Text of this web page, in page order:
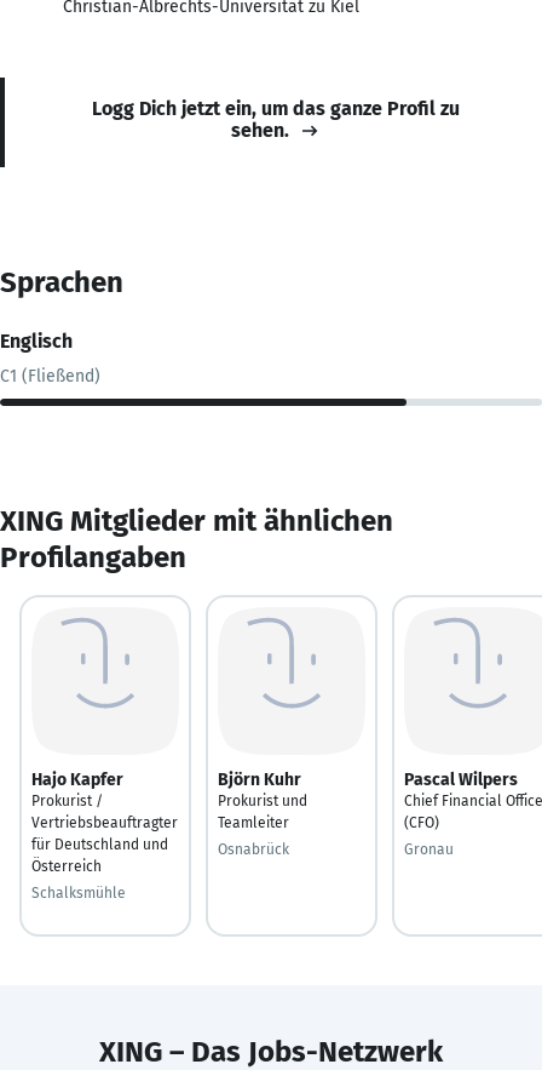
Christian-Albrechts-Universität zu Kiel
Logg Dich jetzt ein, um das ganze Profil zu
sehen.
Sprachen
Englisch
C1 (Fließend)
XING Mitglieder mit ähnlichen
Profilangaben
Hajo Kapfer
Prokurist /
Vertriebsbeauftragter
für Deutschland und
Österreich
Schalksmühle
Björn Kuhr
Prokurist und
Teamleiter
Osnabrück
Pascal Wilpers
Chief Financial
(CFO)
Gronau
XING – Das Jobs-Netzwerk